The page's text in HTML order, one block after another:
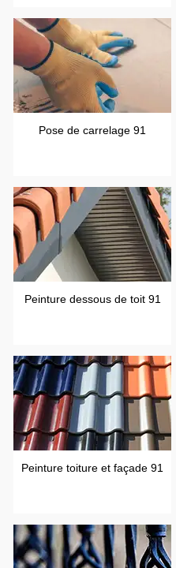
Pose de carrelage 91
Peinture dessous de toit 91
Peinture toiture et façade 91